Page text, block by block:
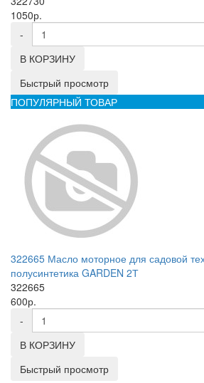
1050р.
-
В КОРЗИНУ
Быстрый просмотр
ПОПУЛЯРНЫЙ ТОВАР
322665 Масло моторное для садовой
полусинтетика GARDEN 2Т
322665
600р.
-
В КОРЗИНУ
Быстрый просмотр